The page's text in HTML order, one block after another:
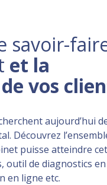
savoir-
et la
vos
aujourd’hui
Découvrez
puisse atteindre
outil de diagnostics
en ligne etc.